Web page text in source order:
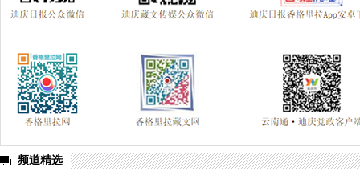
频道精选